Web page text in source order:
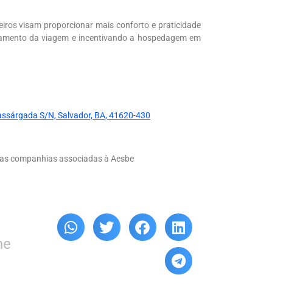
visam proporcionar mais conforto e praticidade
da viagem e incentivando a hospedagem em
S/N, Salvador, BA, 41620-430
companhias associadas à Aesbe